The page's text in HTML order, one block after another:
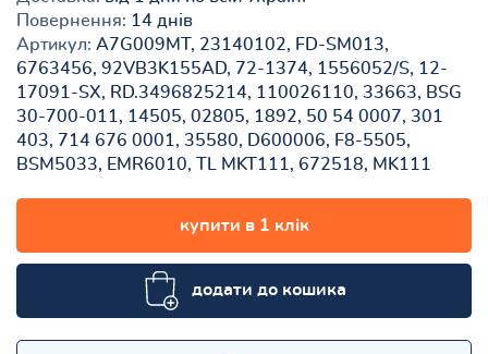
Повернення: 14 днів
Артикул: A7G009MT, 23140102, FD-SM013,
6763456, 92VB3K155AD, 72-1374, 1556052/S, 12-
17091-SX, RD.3496825214, 110026110, 33663, BSG
30-700-011, 14505, 02805, 1892, 50 54 0007, 301
403, 714 676 0001, 35580, D600006, F8-5505,
BSM5033, EMR6010, TL MKT111, 672518, MK111
купити в 1 клік
додати до кошика